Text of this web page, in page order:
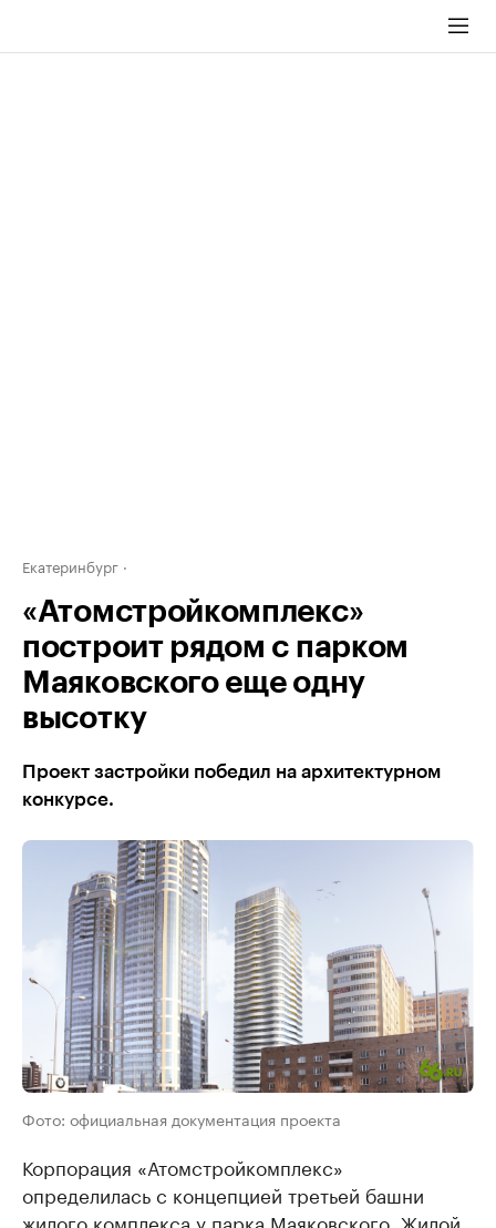
Екатеринбург
«Атомстройкомплекс»
построит рядом с парком
Маяковского еще одну
высотку
Проект застройки победил на архитектурном
конкурсе.
Фото: официальная документация проекта
Корпорация «Атомстройкомплекс»
определилась с концепцией третьей башни
жилого комплекса у парка Маяковского. Жилой